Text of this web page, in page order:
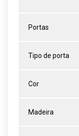
Portas
Tipo de porta
Cor
Madeira